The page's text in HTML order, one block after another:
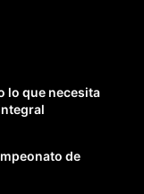
lo que necesita
de